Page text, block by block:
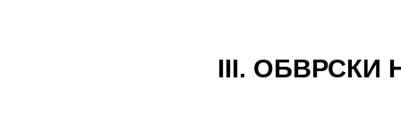
III. ОБВРСКИ